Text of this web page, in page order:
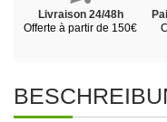
Livraison 24/48h
Offerte à partir de 150€